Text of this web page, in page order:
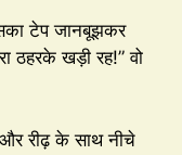
टेप जानबूझकर
ठहरके खड़ी रह!” वो
रीढ़ के साथ नीचे